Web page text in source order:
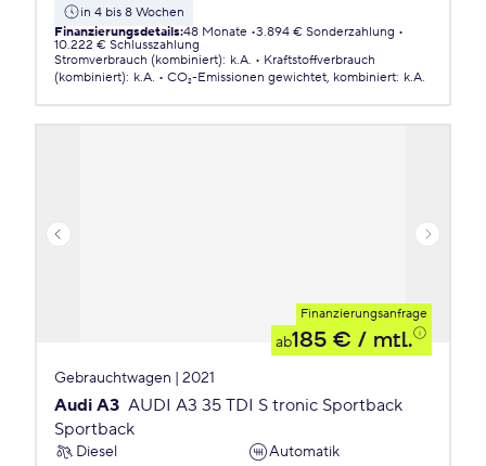
in 4 bis 8 Wochen
Finanzierungsdetails:48 Monate 3.894 € Sonderzahlung
10.222 € Schlusszahlung
Stromverbrauch (kombiniert): k.A.
Kraftstoffverbrauch
(kombiniert): k.A. CO₂-Emissionen gewichtet, kombiniert: k.A.
Finanzierungsanfrage
ab185 € / mtl.
Gebrauchtwagen | 2021
Audi A3 AUDI A3 35 TDI S tronic Sportback
Sportback
Diesel
Automatik